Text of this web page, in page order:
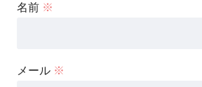
名前 ※
メール ※